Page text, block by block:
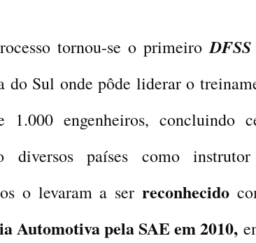
tornou-se o primeiro
do Sul onde pôde liderar o
1.000 engenheiros, concluindo
diversos países como
o levaram a ser reconhecido
Automotiva pela SAE em 2010,